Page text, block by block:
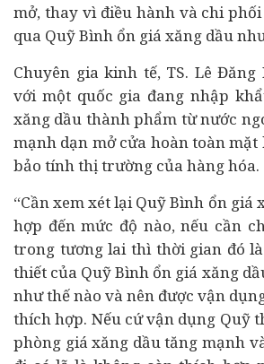
mở, thay vì điều hành và chi
qua Quỹ Bình ổn giá xăng dầu
Chuyên gia kinh tế, TS. Lê
với một quốc gia đang nhập
xăng dầu thành phẩm từ nước
mạnh dạn mở cửa hoàn toàn mặt
bảo tính thị trường của hàng hóa.
“Cần xem xét lại Quỹ Bình ổn giá
hợp đến mức độ nào, nếu cần
trong tương lai thì thời gian đó
thiết của Quỹ Bình ổn giá xăng
như thế nào và nên được vận
thích hợp. Nếu cứ vận dụng Quỹ
phòng giá xăng dầu tăng mạnh